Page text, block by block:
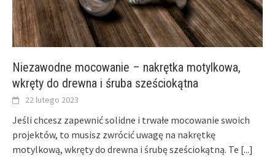
Niezawodne mocowanie – nakrętka motylkowa,
wkręty do drewna i śruba sześciokątna
22 lutego 2023
Jeśli chcesz zapewnić solidne i trwałe mocowanie swoich
projektów, to musisz zwrócić uwagę na nakrętkę
motylkową, wkręty do drewna i śrubę sześciokątną. Te [...]